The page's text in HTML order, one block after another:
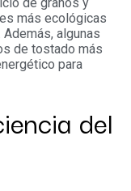
más ecológicas
algunas
de tostado más
para
del